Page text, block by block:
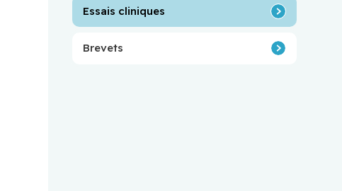
Essais cliniques
Brevets